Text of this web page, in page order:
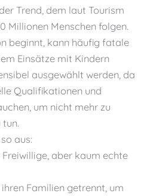
Trend, dem laut Tourism
Millionen Menschen folgen.
beginnt, kann häufig fatale
Einsätze mit Kindern
ausgewählt werden, da
Qualifikationen und
um nicht mehr zu
tun.
aus:
Freiwillige, aber kaum echte
Familien getrennt, um